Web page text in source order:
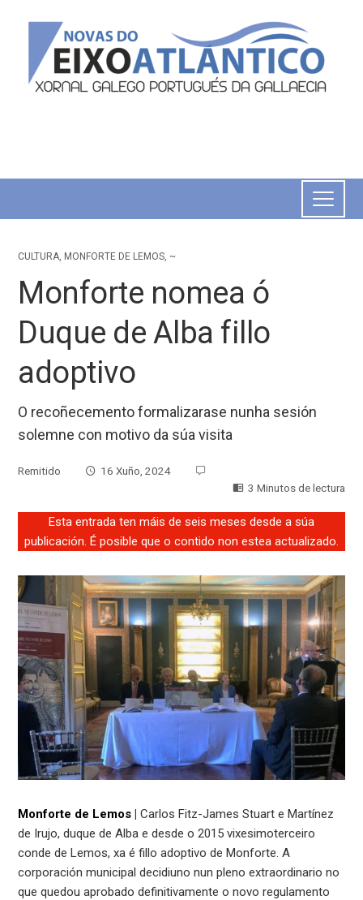
CULTURA, MONFORTE DE LEMOS, ~
Monforte nomea ó
Duque de Alba fillo
adoptivo
O recoñecemento formalizarase nunha sesión
solemne con motivo da súa visita
Remitido
16 Xuño, 2024
3 Minutos de lectura
Esta entrada ten máis de seis meses desde a súa
publicación. É posible que o contido non estea actualizado.
Monforte de Lemos | Carlos Fitz-James Stuart e Martínez
de Irujo, duque de Alba e desde o 2015 vixesimoterceiro
conde de Lemos, xa é fillo adoptivo de Monforte. A
corporación municipal decidiuno nun pleno extraordinario no
que quedou aprobado definitivamente o novo regulamento